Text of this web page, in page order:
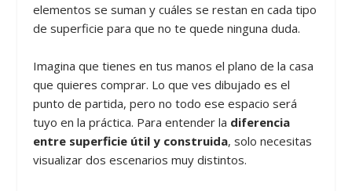
elementos se suman y cuáles se restan en cada tipo
de superficie para que no te quede ninguna duda.
Imagina que tienes en tus manos el plano de la casa
que quieres comprar. Lo que ves dibujado es el
punto de partida, pero no todo ese espacio será
tuyo en la práctica. Para entender la diferencia
entre superficie útil y construida, solo necesitas
visualizar dos escenarios muy distintos.